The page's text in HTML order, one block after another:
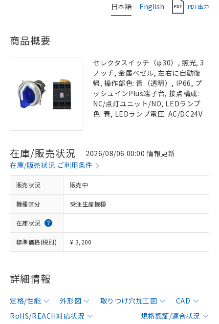
日本語 English PDF出力
商品概要
セレクタスイッチ（φ30）, 照光, 3
ノッチ, 金属ベゼル, 左右に自動復
帰, 操作部色: 青（透明）, IP66, プ
ッシュインPlus端子台, 接点構成:
NC/点灯ユニット/NO, LEDランプ
色: 青, LEDランプ電圧: AC/DC24V
在庫/販売状況
2026/08/06 00:00 情報更新
在庫/販売状況 ご利用条件
販売状況 販売中
機種区分 受注生産機種
在庫状況
標準価格(税別) ¥ 3,200
詳細情報
定格/性能 外形図 取りつけ穴加工図
CAD
RoHS/REACH対応状況
規格認証/適合状況